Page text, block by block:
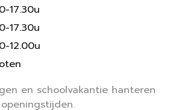
17.30u
17.30u
12.00u
en schoolvakantie hanteren